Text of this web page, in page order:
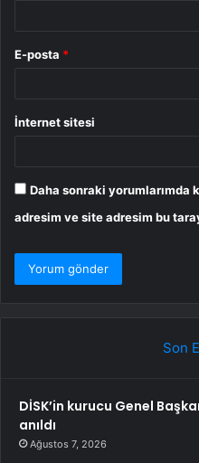
E-posta *
İnternet sitesi
Daha sonraki yorumlarımda
adresim ve site adresim bu
Son
DİSK’in kurucu Genel
anıldı
Ağustos 7, 2026